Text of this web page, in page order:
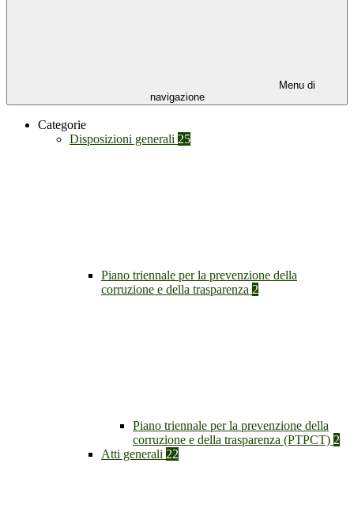
Menu di
navigazione
Categorie
Disposizioni generali 25
Piano triennale per la prevenzione della
corruzione e della trasparenza 2
Piano triennale per la prevenzione della
corruzione e della trasparenza (PTPCT) 2
Atti generali 22